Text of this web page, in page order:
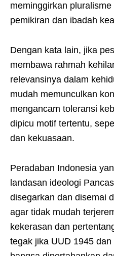
meminggirkan
pemikiran dan ibadah
Dengan kata lain, jika
membawa rahmah
relevansinya dalam
mudah memunculkan
mengancam toleransi
dipicu motif tertentu,
dan kekuasaan.
Peradaban Indonesia
landasan ideologi
disegarkan dan disemai
agar tidak mudah
kekerasan dan
tegak jika UUD 1945